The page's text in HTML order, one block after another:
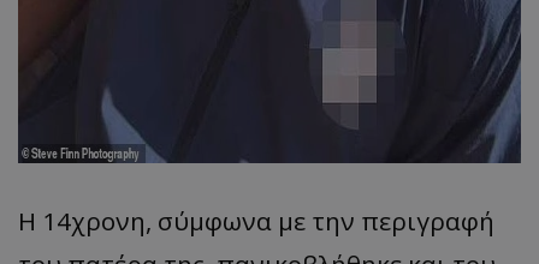
Η 14χρονη, σύμφωνα με την περιγραφή